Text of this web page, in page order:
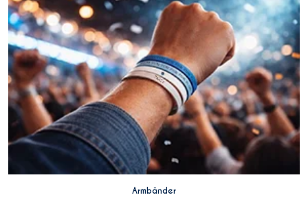
Armbänder